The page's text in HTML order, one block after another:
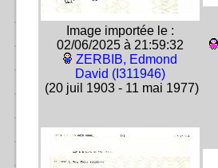
Image importée le :
02/06/2025 à 21:59:32
ZERBIB, Edmond
David (I311946)
(20 juil 1903 - 11 mai 1977)